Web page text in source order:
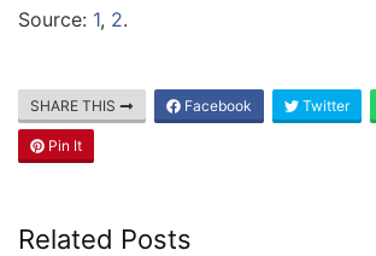
Source: 1, 2.
SHARE THIS Facebook Twitter
Pin It
Related Posts